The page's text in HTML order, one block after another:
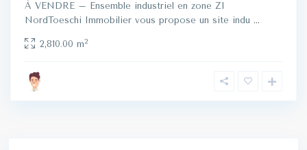
À VENDRE – Ensemble industriel en zone ZI
NordToeschi Immobilier vous propose un site indu ...
2,810.00 m2